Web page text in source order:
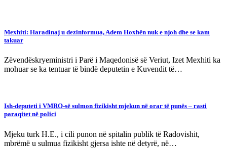
Mexhiti: Haradinaj u dezinformua, Adem Hoxhën nuk e njoh dhe se kam
takuar
Zëvendëskryeministri i Parë i Maqedonisë së Veriut, Izet Mexhiti ka
mohuar se ka tentuar të bindë deputetin e Kuvendit të…
Ish-deputeti i VMRO-së sulmon fizikisht mjekun në orar të punës – rasti
paraqitet në polici
Mjeku turk H.E., i cili punon në spitalin publik të Radovishit,
mbrëmë u sulmua fizikisht gjersa ishte në detyrë, në…